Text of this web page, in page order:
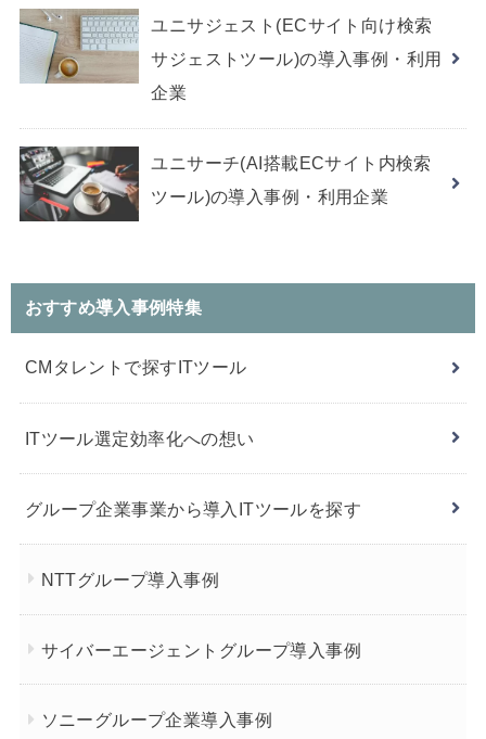
ユニサジェスト(ECサイト向け検索
サジェストツール)の導入事例・利用
企業
ユニサーチ(AI搭載ECサイト内検索
ツール)の導入事例・利用企業
おすすめ導入事例特集
CMタレントで探すITツール
ITツール選定効率化への想い
グループ企業事業から導入ITツールを探す
NTTグループ導入事例
サイバーエージェントグループ導入事例
ソニーグループ企業導入事例